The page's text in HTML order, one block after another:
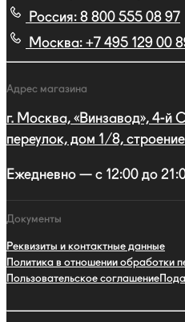
Россия: 8 800 555 08 97
Москва: +7 495 129 00
Адрес магазина
г. Москва, «Винзавод», 4-й
переулок, дом 1/8,
Ежедневно — с 12:00 до
Документы
Реквизиты и контактные данные
Политика в отношении обработки
Пользовательское соглашение